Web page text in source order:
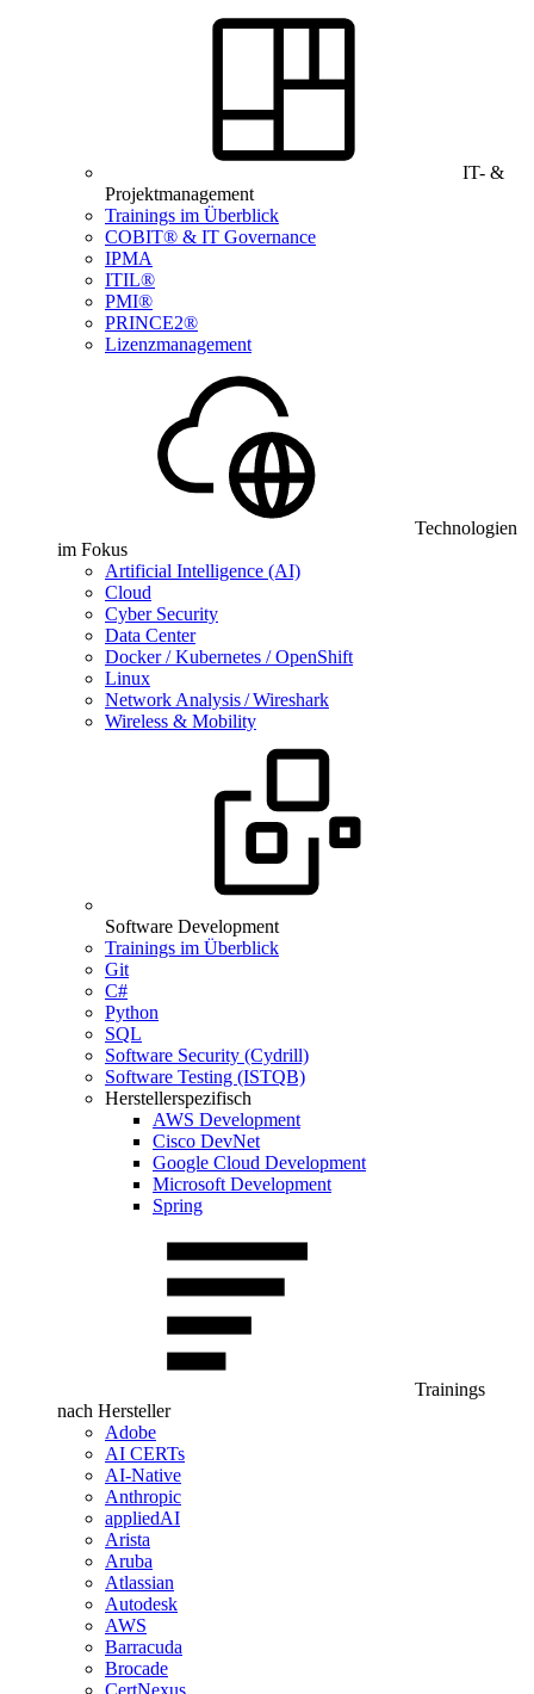
IT- &
Projektmanagement
Trainings im Überblick
COBIT® & IT Governance
IPMA
ITIL®
PMI®
PRINCE2®
Lizenzmanagement
Technologien
im Fokus
Artificial Intelligence (AI)
Cloud
Cyber Security
Data Center
Docker / Kubernetes / OpenShift
Linux
Network Analysis / Wireshark
Wireless & Mobility
Software Development
Trainings im Überblick
Git
C#
Python
SQL
Software Security (Cydrill)
Software Testing (ISTQB)
Herstellerspezifisch
AWS Development
Cisco DevNet
Google Cloud Development
Microsoft Development
Spring
Trainings
nach Hersteller
Adobe
AI CERTs
AI-Native
Anthropic
appliedAI
Arista
Aruba
Atlassian
Autodesk
AWS
Barracuda
Brocade
CertNexus